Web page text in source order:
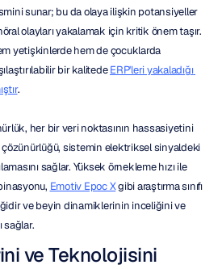
sunar; bu da olaya ilişkin potansiyeller
olayları yakalamak için kritik önem taşır.
yetişkinlerde hem de çocuklarda
bir kalitede ERP'leri yakaladığı
.
her bir veri noktasının hassasiyetini
sistemin elektriksel sinyaldeki
sağlar. Yüksek örnekleme hızı ile
Emotiv Epoc X gibi araştırma sınıfı
ve beyin dinamiklerinin inceliğini ve
sağlar.
ve Teknolojisini